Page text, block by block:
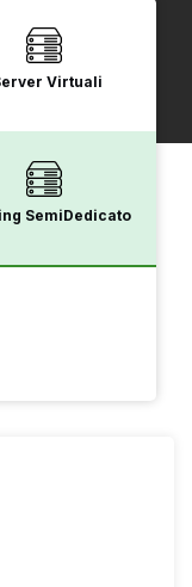
Virtuali
SemiDedicato